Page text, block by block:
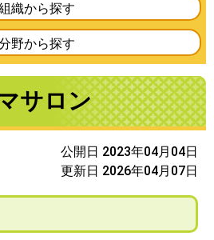
織から探す
野から探す
サロン
公開日 2023年04月04日
更新日 2026年04月07日